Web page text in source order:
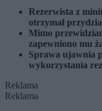
Rezerwista z
otrzymał
Mimo
zapewniono mu
Sprawa ujawnia
wykorzystania
Reklama
Reklama